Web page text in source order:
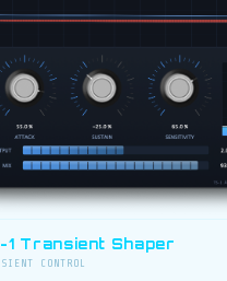
1 Transient Shaper
CONTROL